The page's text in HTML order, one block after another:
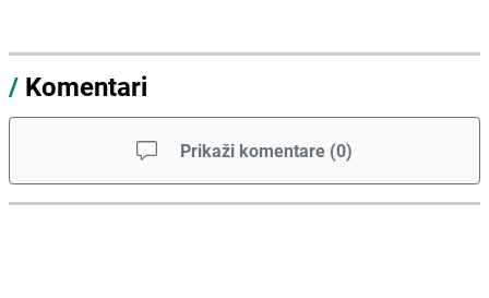
/ Komentari
Prikaži komentare (0)